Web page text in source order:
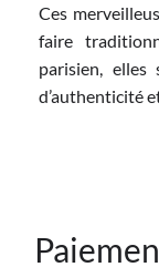
Ces
faire
parisien, elles
d’authenticité